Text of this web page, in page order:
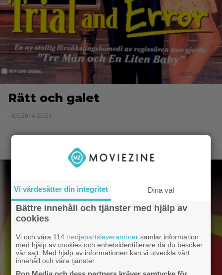
Rätt och galet
- 8.6.2014 20:51
Vi värdesätter din integritet Dina val
Bättre innehåll och tjänster med hjälp av
cookies
Vi och våra 114tredjepartsleverantörer samlar information
med hjälp av cookies och enhetsidentifierare då du besöker
vår sajt. Med hjälp av informationen kan vi utveckla vårt
innehåll och våra tjänster.